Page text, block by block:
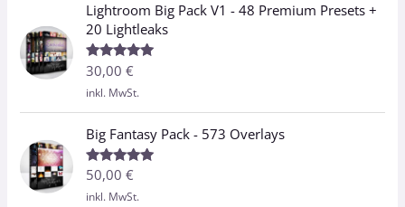
Lightroom Big Pack V1 - 48 Premium Presets +
20 Lightleaks
Bewertet
mit
von 5
30,00€
inkl. MwSt.
Big Fantasy Pack - 573 Overlays
Bewertet
mit
von 5
50,00€
inkl. MwSt.